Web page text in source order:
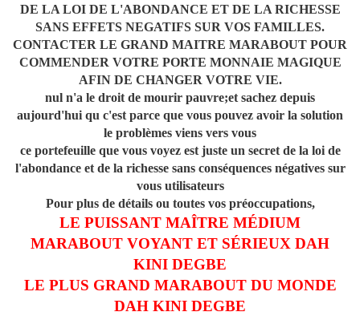
DE LA LOI DE L'ABONDANCE ET DE LA RICHESSE
SANS EFFETS NEGATIFS SUR VOS FAMILLES.
CONTACTER LE GRAND MAITRE MARABOUT POUR
COMMENDER VOTRE PORTE MONNAIE MAGIQUE
AFIN DE CHANGER VOTRE VIE.
nul n'a le droit de mourir pauvre;et sachez depuis
aujourd'hui qu c'est parce que vous pouvez avoir la solution
le problèmes viens vers vous
ce portefeuille que vous voyez est juste un secret de la loi de
l'abondance et de la richesse sans conséquences négatives sur
vous utilisateurs
Pour plus de détails ou toutes vos préoccupations,
LE PUISSANT MAÎTRE MÉDIUM
MARABOUT VOYANT ET SÉRIEUX DAH
KINI DEGBE
LE PLUS GRAND MARABOUT DU MONDE
DAH KINI DEGBE